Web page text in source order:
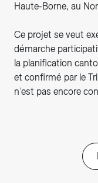
Haute-Borne, au
Ce projet se veut
démarche
la planification
et confirmé par le
n’est pas encore